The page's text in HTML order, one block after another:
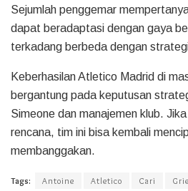
Sejumlah penggemar
dapat beradaptasi dengan gaya
terkadang berbeda dengan
Keberhasilan Atletico Madrid di
bergantung pada keputusan
Simeone dan manajemen klub.
rencana, tim ini bisa kembali
membanggakan.
Tags: Antoine Atletico Cari